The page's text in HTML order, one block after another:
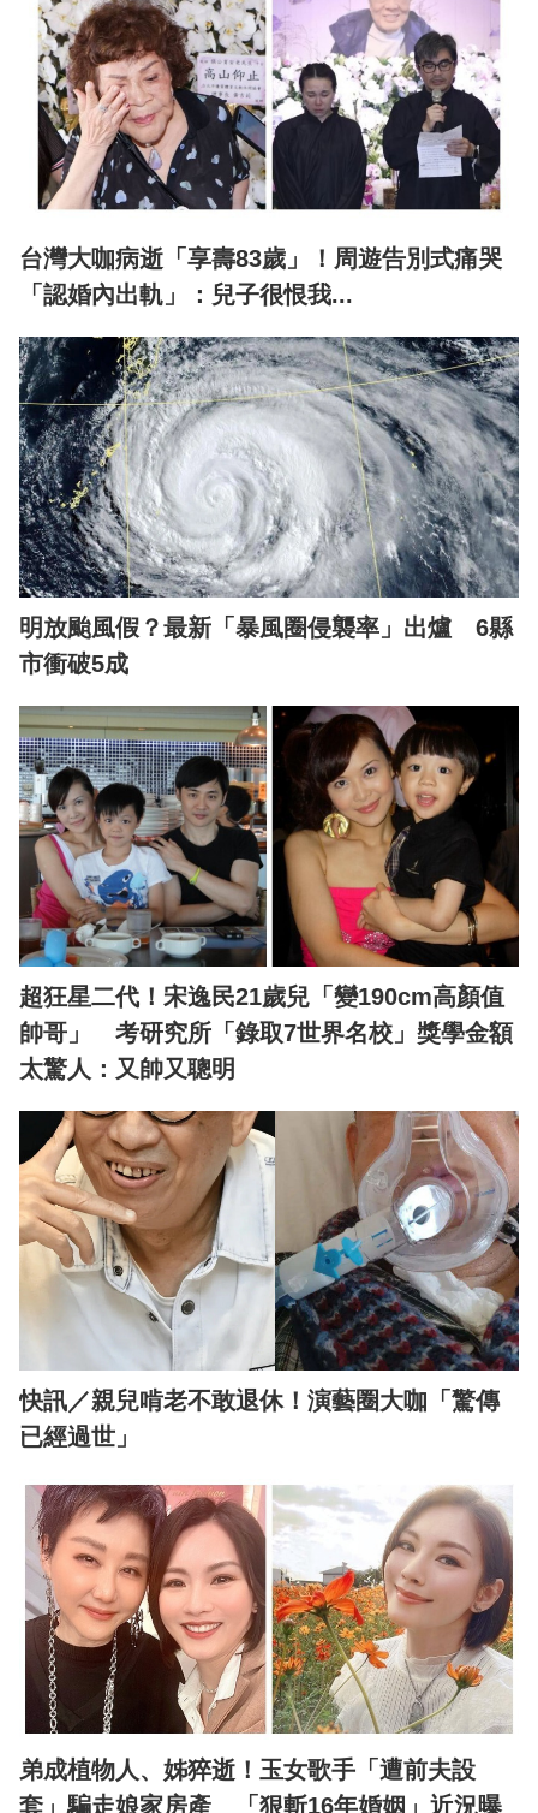
台灣大咖病逝「享壽83歲」！周遊告別式痛哭
「認婚內出軌」：兒子很恨我...
明放颱風假？最新「暴風圈侵襲率」出爐 6縣
市衝破5成
超狂星二代！宋逸民21歲兒「變190cm高顏值
帥哥」 考研究所「錄取7世界名校」獎學金額
太驚人：又帥又聰明
快訊／親兒啃老不敢退休！演藝圈大咖「驚傳
已經過世」
弟成植物人、姊猝逝！玉女歌手「遭前夫設
套」騙走娘家房產 「狠斬16年婚姻」近況曝